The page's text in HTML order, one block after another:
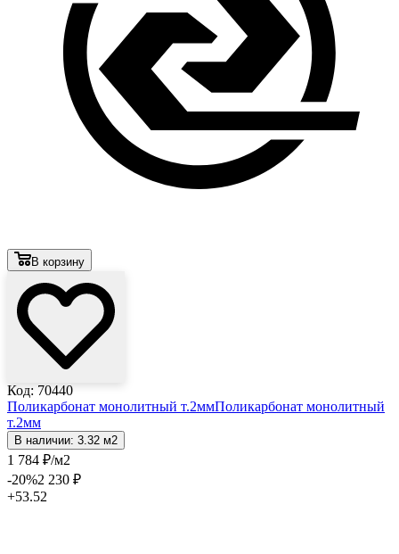
В корзину
Код: 70440
Поликарбонат монолитный т.2ммПоликарбонат монолитный
т.2мм
В наличии: 3.32 м2
1 784 ₽/м2
-20%2 230 ₽
+53.52